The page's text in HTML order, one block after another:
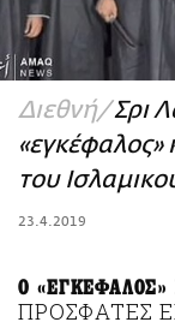
ΑΜΠΑ
PRINT
Διεθνή Σρι
«εγκέφαλος»
του
23.4.2019
Ο «ΕΓΚΕΦΑΛΟΣ»
ΠΡΟΣΦΑΤΕΣ